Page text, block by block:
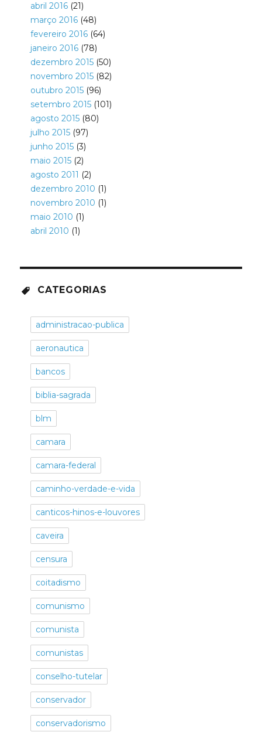
abril 2016(21)
março 2016(48)
fevereiro 2016(64)
janeiro 2016(78)
dezembro 2015(50)
novembro 2015(82)
outubro 2015(96)
setembro 2015(101)
agosto 2015(80)
julho 2015(97)
junho 2015(3)
maio 2015(2)
agosto 2011 (2)
dezembro 2010 (1)
novembro 2010 (1)
maio 2010 (1)
abril 2010 (1)
CATEGORIAS
administracao-publica
aeronautica
bancos
biblia-sagrada
blm
camara
camara-federal
caminho-verdade-e-vida
canticos-hinos-e-louvores
caveira
censura
coitadismo
comunismo
comunista
comunistas
conselho-tutelar
conservador
conservadorismo